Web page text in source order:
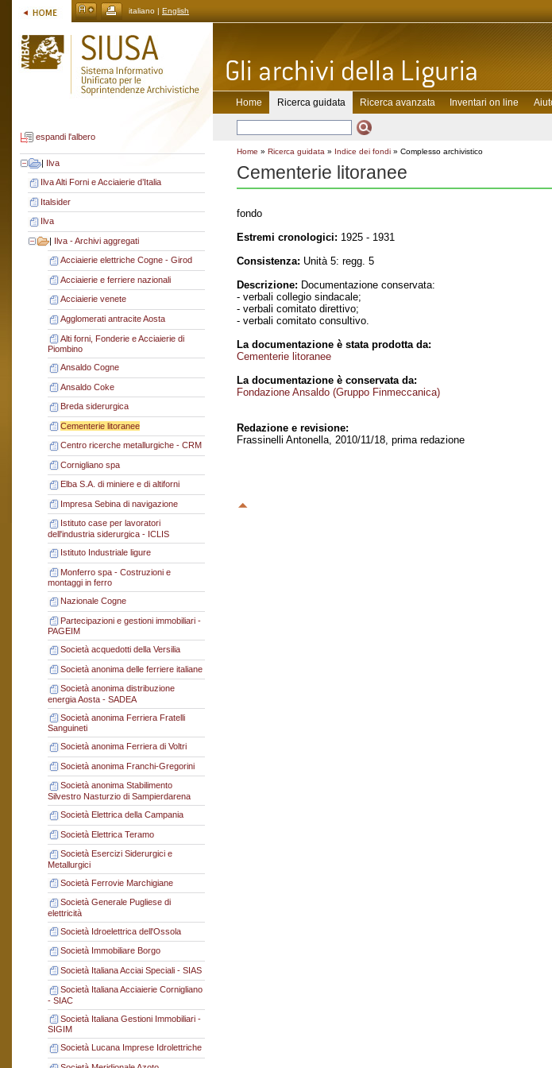
italiano | English
espandi l'albero
| Ilva
Ilva Alti Forni e Acciaierie d’Italia
Italsider
Ilva
| Ilva - Archivi aggregati
Acciaierie elettriche Cogne - Girod
Acciaierie e ferriere nazionali
Acciaierie venete
Agglomerati antracite Aosta
Alti forni, Fonderie e Acciaierie di
Piombino
Ansaldo Cogne
Ansaldo Coke
Breda siderurgica
Cementerie litoranee
Centro ricerche metallurgiche - CRM
Cornigliano spa
Elba S.A. di miniere e di altiforni
Impresa Sebina di navigazione
Istituto case per lavoratori
dell'industria siderurgica - ICLIS
Istituto Industriale ligure
Monferro spa - Costruzioni e
montaggi in ferro
Nazionale Cogne
Partecipazioni e gestioni immobiliari -
PAGEIM
Società acquedotti della Versilia
Società anonima delle ferriere italiane
Società anonima distribuzione
energia Aosta - SADEA
Società anonima Ferriera Fratelli
Sanguineti
Società anonima Ferriera di Voltri
Società anonima Franchi-Gregorini
Società anonima Stabilimento
Silvestro Nasturzio di Sampierdarena
Società Elettrica della Campania
Società Elettrica Teramo
Società Esercizi Siderurgici e
Metallurgici
Società Ferrovie Marchigiane
Società Generale Pugliese di
elettricità
Società Idroelettrica dell'Ossola
Società Immobiliare Borgo
Società Italiana Acciai Speciali - SIAS
Società Italiana Acciaierie Cornigliano
- SIAC
Società Italiana Gestioni Immobiliari -
SIGIM
Società Lucana Imprese Idrolettriche
Home Ricerca guidata Ricerca avanzata Inventari on line
Home » Ricerca guidata » Indice dei fondi » Complesso archivistico
Cementerie litoranee
fondo
Estremi cronologici: 1925 - 1931
Consistenza: Unità 5: regg. 5
Descrizione: Documentazione conservata:
- verbali collegio sindacale;
- verbali comitato direttivo;
- verbali comitato consultivo.
La documentazione è stata prodotta da:
Cementerie litoranee
La documentazione è conservata da:
Fondazione Ansaldo (Gruppo Finmeccanica)
Redazione e revisione:
Frassinelli Antonella, 2010/11/18, prima redazione